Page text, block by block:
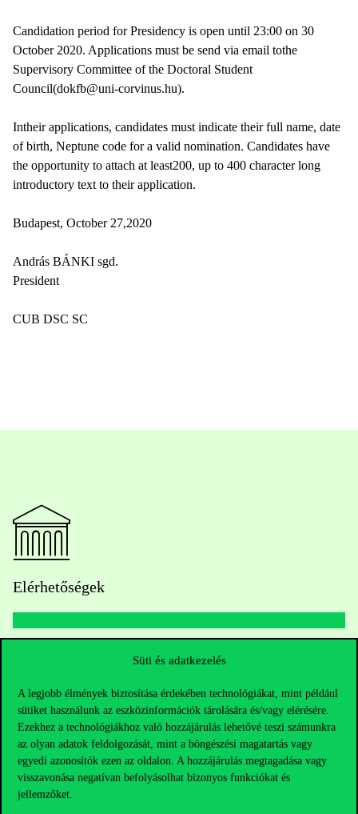
Süti és adatkezelés
A legjobb élmények biztosítása érdekében technológiákat, mint például
sütiket használunk az eszközinformációk tárolására és/vagy elérésére.
Ezekhez a technológiákhoz való hozzájárulás lehetővé teszi számunkra
az olyan adatok feldolgozását, mint a böngészési magatartás vagy
egyedi azonosítók ezen az oldalon. A hozzájárulás megtagadása vagy
visszavonása negatívan befolyásolhat bizonyos funkciókat és
jellemzőket.
Candidation period for Presidency is open until 23:00 on 30
October 2020. Applications must be send via email tothe
Supervisory Committee of the Doctoral Student
Council(dokfb@uni-corvinus.hu).
Intheir applications, candidates must indicate their full name, date
of birth, Neptune code for a valid nomination. Candidates have
the opportunity to attach at least200, up to 400 character long
introductory text to their application.
Budapest, October 27,2020
András BÁNKI sgd.
President
CUB DSC SC
Elérhetőségek
+36 1 482 5000
Kérdésed van a felvételivel kapcsolatban?
Oktatói elérhetőségek
HUB jelenlegi hallgatóinknak